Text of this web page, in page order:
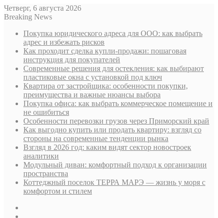
Четверг, 6 августа 2026
Breaking News
Покупка юридического адреса для ООО: как выбрать
адрес и избежать рисков
Как проходит сделка купли-продажи: пошаговая
инструкция для покупателей
Современные решения для остекления: как выбирают
пластиковые окна с установкой под ключ
Квартира от застройщика: особенности покупки,
преимущества и важные нюансы выбора
Покупка офиса: как выбрать коммерческое помещение и
не ошибиться
Особенности перевозки грузов через Приморский край
Как выгодно купить или продать квартиру: взгляд со
стороны на современные тенденции рынка
Взгляд в 2026 год: каким видят сектор новостроек
аналитики
Модульный диван: комфортный подход к организации
пространства
Коттеджный поселок ТЕРРА МАРЭ — жизнь у моря с
комфортом и стилем